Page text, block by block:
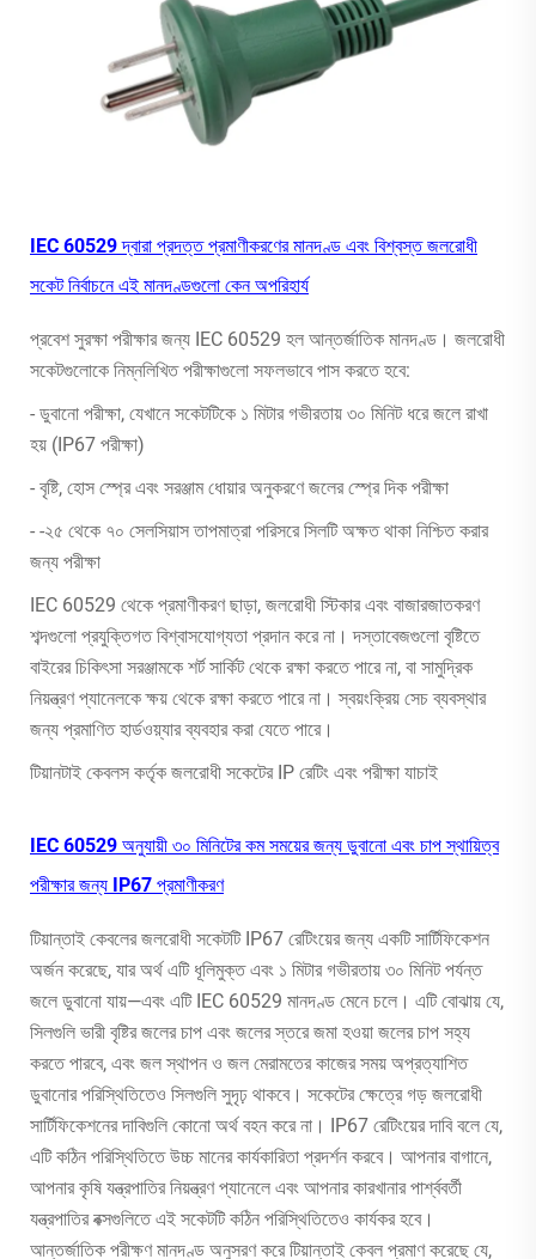
IEC 60529 দ্বারা প্রদত্ত প্রমাণীকরণের মানদণ্ড এবং বিশ্বস্ত জলরোধী
সকেট নির্বাচনে এই মানদণ্ডগুলো কেন অপরিহার্য
প্রবেশ সুরক্ষা পরীক্ষার জন্য IEC 60529 হল আন্তর্জাতিক মানদণ্ড। জলরোধী
সকেটগুলোকে নিম্নলিখিত পরীক্ষাগুলো সফলভাবে পাস করতে হবে:
- ডুবানো পরীক্ষা, যেখানে সকেটটিকে ১ মিটার গভীরতায় ৩০ মিনিট ধরে জলে রাখা
হয় (IP67 পরীক্ষা)
- বৃষ্টি, হোস স্প্রে এবং সরঞ্জাম ধোয়ার অনুকরণে জলের স্প্রে দিক পরীক্ষা
- -২৫ থেকে ৭০ সেলসিয়াস তাপমাত্রা পরিসরে সিলটি অক্ষত থাকা নিশ্চিত করার
জন্য পরীক্ষা
IEC 60529 থেকে প্রমাণীকরণ ছাড়া, জলরোধী স্টিকার এবং বাজারজাতকরণ
শব্দগুলো প্রযুক্তিগত বিশ্বাসযোগ্যতা প্রদান করে না। দস্তাবেজগুলো বৃষ্টিতে
বাইরের চিকিৎসা সরঞ্জামকে শর্ট সার্কিট থেকে রক্ষা করতে পারে না, বা সামুদ্রিক
নিয়ন্ত্রণ প্যানেলকে ক্ষয় থেকে রক্ষা করতে পারে না। স্বয়ংক্রিয় সেচ ব্যবস্থার
জন্য প্রমাণিত হার্ডওয়্যার ব্যবহার করা যেতে পারে।
টিয়ানটাই কেবলস কর্তৃক জলরোধী সকেটের IP রেটিং এবং পরীক্ষা যাচাই
IEC 60529 অনুযায়ী ৩০ মিনিটের কম সময়ের জন্য ডুবানো এবং চাপ স্থায়িত্ব
পরীক্ষার জন্য IP67 প্রমাণীকরণ
টিয়ান্তাই কেবলের জলরোধী সকেটটি IP67 রেটিংয়ের জন্য একটি সার্টিফিকেশন
অর্জন করেছে, যার অর্থ এটি ধূলিমুক্ত এবং ১ মিটার গভীরতায় ৩০ মিনিট পর্যন্ত
জলে ডুবানো যায়—এবং এটি IEC 60529 মানদণ্ড মেনে চলে। এটি বোঝায় যে,
সিলগুলি ভারী বৃষ্টির জলের চাপ এবং জলের স্তরে জমা হওয়া জলের চাপ সহ্য
করতে পারবে, এবং জল স্থাপন ও জল মেরামতের কাজের সময় অপ্রত্যাশিত
ডুবানোর পরিস্থিতিতেও সিলগুলি সুদৃঢ় থাকবে। সকেটের ক্ষেত্রে গড় জলরোধী
সার্টিফিকেশনের দাবিগুলি কোনো অর্থ বহন করে না। IP67 রেটিংয়ের দাবি বলে যে,
এটি কঠিন পরিস্থিতিতে উচ্চ মানের কার্যকারিতা প্রদর্শন করবে। আপনার বাগানে,
আপনার কৃষি যন্ত্রপাতির নিয়ন্ত্রণ প্যানেলে এবং আপনার কারখানার পার্শ্ববর্তী
যন্ত্রপাতির বক্সগুলিতে এই সকেটটি কঠিন পরিস্থিতিতেও কার্যকর হবে।
আন্তর্জাতিক পরীক্ষণ মানদণ্ড অনুসরণ করে টিয়ান্তাই কেবল প্রমাণ করেছে যে,